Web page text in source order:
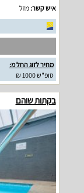
איש קשר:מזל
מחיר לזוג החל מ:
סופ"ש 1000 ₪
בקתות שוהם